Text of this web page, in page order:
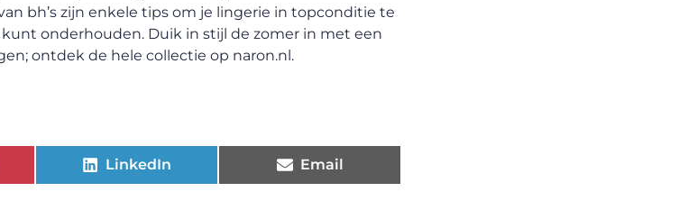
bh’s zijn enkele tips om je lingerie in topconditie te
onderhouden. Duik in stijl de zomer in met een
ontdek de hele collectie op naron.nl.
LinkedIn Email